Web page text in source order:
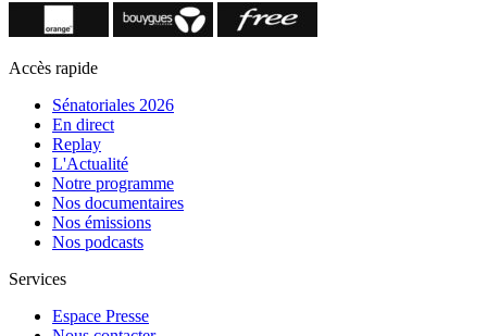
Accès rapide
Sénatoriales 2026
En direct
Replay
L'Actualité
Notre programme
Nos documentaires
Nos émissions
Nos podcasts
Services
Espace Presse